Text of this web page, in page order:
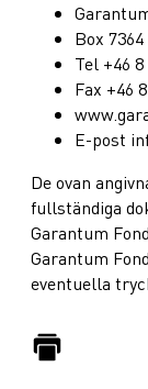
Box
Tel +46 8
Fax +46
E-post
De ovan
fullständiga
Garantum
Garantum
eventuella